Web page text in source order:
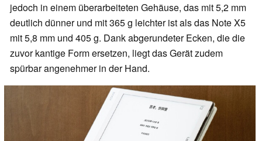
jedoch in einem überarbeiteten Gehäuse, das mit 5,2 mm
deutlich dünner und mit 365 g leichter ist als das Note X5
mit 5,8 mm und 405 g. Dank abgerundeter Ecken, die die
zuvor kantige Form ersetzen, liegt das Gerät zudem
spürbar angenehmer in der Hand.